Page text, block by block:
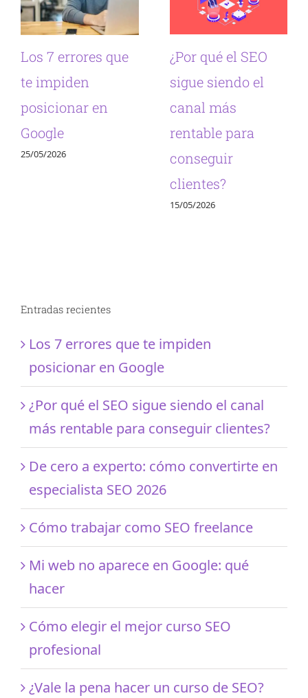
Los 7 errores que
te impiden
posicionar en
Google
25/05/2026
¿Por qué el SEO
sigue siendo el
canal más
rentable para
conseguir
clientes?
15/05/2026
Entradas recientes
Los 7 errores que te impiden
posicionar en Google
¿Por qué el SEO sigue siendo el canal
más rentable para conseguir clientes?
De cero a experto: cómo convertirte en
especialista SEO 2026
Cómo trabajar como SEO freelance
Mi web no aparece en Google: qué
hacer
Cómo elegir el mejor curso SEO
profesional
¿Vale la pena hacer un curso de SEO?